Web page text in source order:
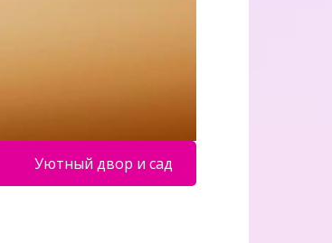
Уютный двор и сад